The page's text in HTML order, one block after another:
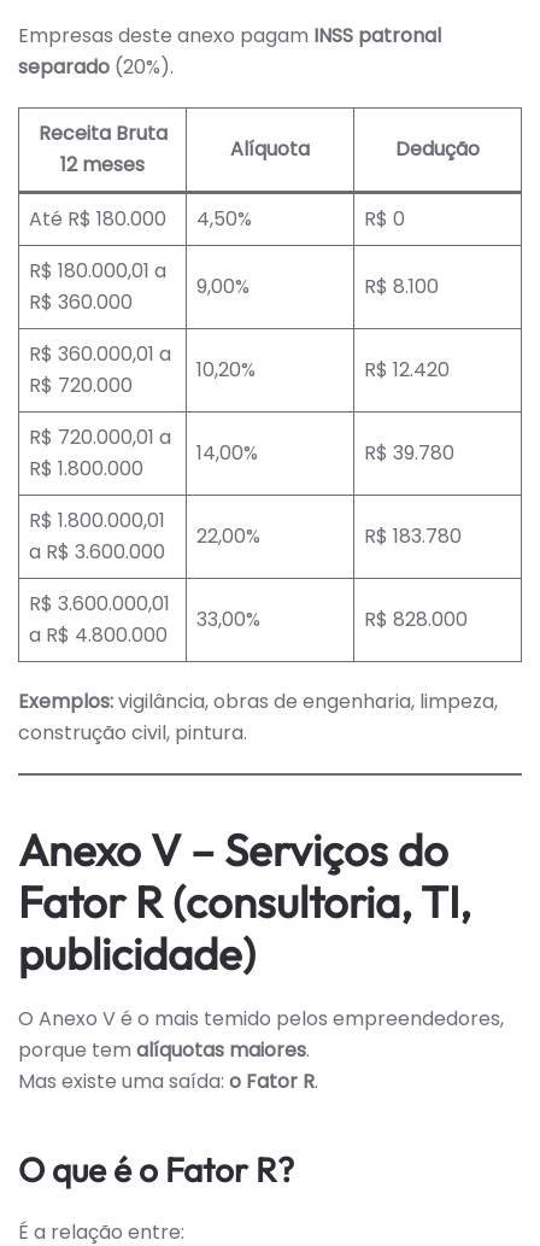
Empresas deste anexo pagam INSS patronal
separado (20%).
Receita Bruta
12 meses
Alíquota Dedução
Até R$ 180.000 4,50%
R$ 0
R$ 180.000,01 a
R$ 360.000
9,00% R$ 8.100
R$ 360.000,01 a
R$ 720.000
10,20% R$ 12.420
R$ 720.000,01 a
R$ 1.800.000
14,00% R$ 39.780
R$ 1.800.000,01
a R$ 3.600.000
22,00% R$ 183.780
R$ 3.600.000,01
a R$ 4.800.000
33,00% R$ 828.000
Exemplos:vigilância, obras de engenharia, limpeza,
construção civil, pintura.
Anexo V – Serviços do
Fator R (consultoria, TI,
publicidade)
O Anexo V é o mais temido pelos empreendedores,
porque tem alíquotas maiores.
Mas existe uma saída: o Fator R.
O que é o Fator R?
É a relação entre: